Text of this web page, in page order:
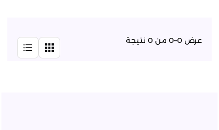
عرض 0–0 من 0 نتيجة